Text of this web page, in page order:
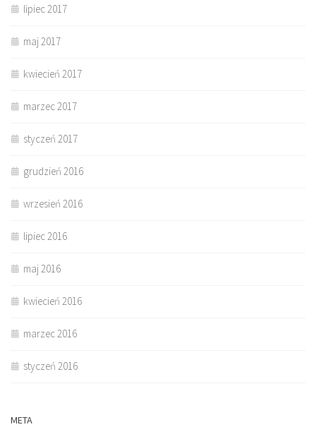
lipiec 2017
maj 2017
kwiecień 2017
marzec 2017
styczeń 2017
grudzień 2016
wrzesień 2016
lipiec 2016
maj 2016
kwiecień 2016
marzec 2016
styczeń 2016
META